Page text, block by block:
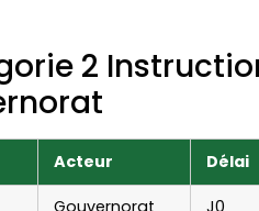
2
Acteur Délai